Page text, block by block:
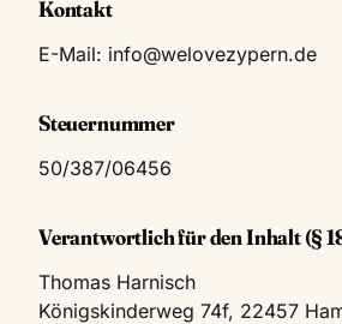
Kontakt
E-Mail: info@welovezypern.de
Steuernummer
50/387/06456
Verantwortlich für den Inhalt (§
Thomas Harnisch
Königskinderweg 74f, 22457